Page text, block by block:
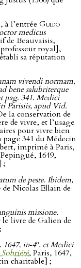
à l’entrée Guido
medicus
de Beauvaisis,
royal],
sa réputation
vivendi normam,
bene salubriterque
pag. 341. Medici
Parisiis, apud Vid.
la conservation de
de vivre, et l’usage
pour vivre bien
341 du Médecin
imprimé à Paris,
1649,
;
de peste. Ibidem,
Nicolas Ellain de
missione.
livre de Galien de
in‑4o, et Medici
Sobriété, Paris, 1647,
charitable] ;